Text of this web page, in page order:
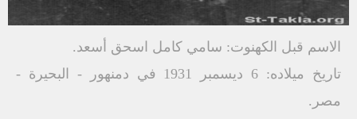
الاسم قبل الكهنوت: سامي كامل اسحق أسعد.
تاريخ ميلاده: 6 ديسمبر 1931 في دمنهور - البحيرة -
مصر.